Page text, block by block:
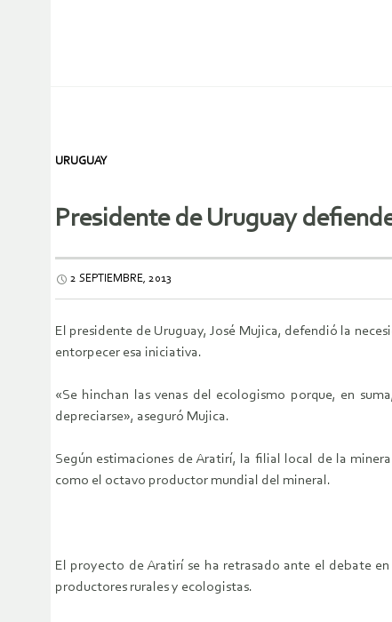
URUGUAY
Presidente de Uruguay
2 SEPTIEMBRE, 2013
El presidente de Uruguay, José Mujica, defendió la
entorpecer esa iniciativa.
«Se hinchan las venas del ecologismo porque, en
depreciarse», aseguró Mujica.
Según estimaciones de Aratirí, la filial local de la
como el octavo productor mundial del mineral.
El proyecto de Aratirí se ha retrasado ante el debate
productores rurales y ecologistas.